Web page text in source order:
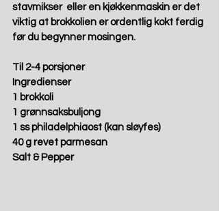
stavmikser  eller en kjøkkenmaskin er det
viktig at brokkolien er ordentlig kokt ferdig
før du begynner mosingen.
Til 2-4 porsjoner
Ingredienser
1 brokkoli
1 grønnsaksbuljong
1 ss philadelphiaost (kan sløyfes)
40 g revet parmesan
Salt & Pepper